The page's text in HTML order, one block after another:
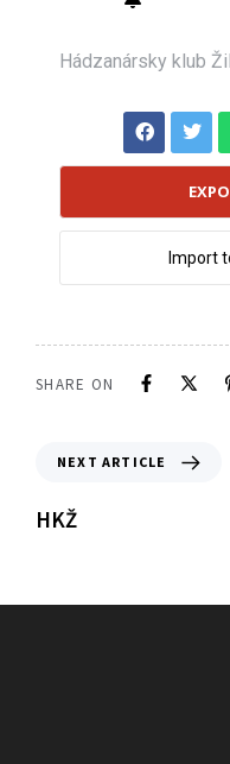
Hádzanársky klub
Import
SHARE ON
NEXT ARTICLE
HKŽ